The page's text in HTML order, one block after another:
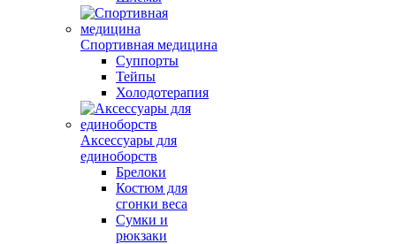
Спортивная медицина
Суппорты
Тейпы
Холодотерапия
Аксессуары для
единоборств
Брелоки
Костюм для
сгонки веса
Сумки и
рюкзаки